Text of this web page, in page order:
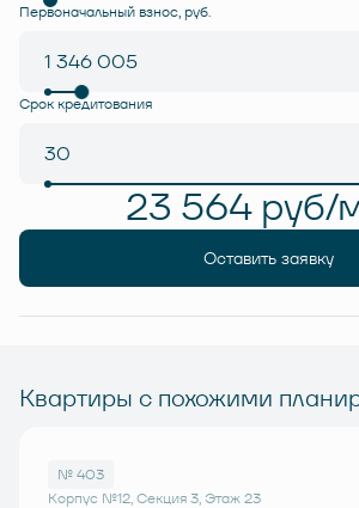
Первоначальный взнос, руб.
Срок кредитования
23 564 руб/
Оставить заявку
Квартиры с похожими
№ 403
Корпус №12, Секция 3, Этаж 23